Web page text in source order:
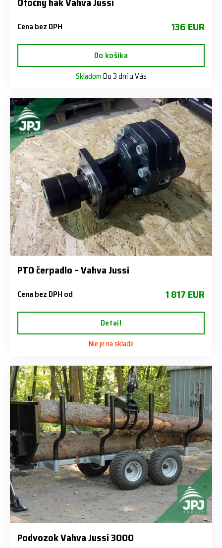
Cena bez DPH 136 EUR
Do košíka
SkladomDo 3 dní u Vás
PTO čerpadlo – Vahva Jussi
Cena bez DPH od 1 817 EUR
Detail
Nie je na sklade
Podvozok Vahva Jussi 3000